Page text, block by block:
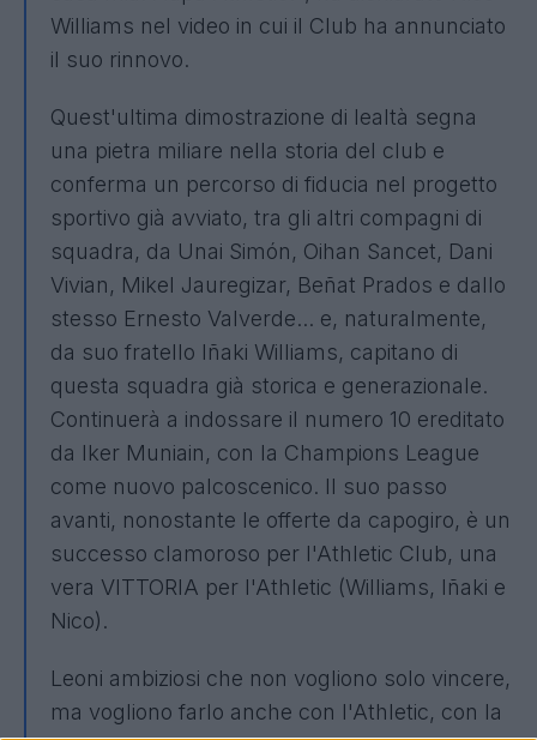
Williams nel video in cui il Club ha annunciato
il suo rinnovo.
Quest'ultima dimostrazione di lealtà segna
una pietra miliare nella storia del club e
conferma un percorso di fiducia nel progetto
sportivo già avviato, tra gli altri compagni di
squadra, da Unai Simón, Oihan Sancet, Dani
Vivian, Mikel Jauregizar, Beñat Prados e dallo
stesso Ernesto Valverde... e, naturalmente,
da suo fratello Iñaki Williams, capitano di
questa squadra già storica e generazionale.
Continuerà a indossare il numero 10 ereditato
da Iker Muniain, con la Champions League
come nuovo palcoscenico. Il suo passo
avanti, nonostante le offerte da capogiro, è un
successo clamoroso per l'Athletic Club, una
vera VITTORIA per l'Athletic (Williams, Iñaki e
Nico).
Leoni ambiziosi che non vogliono solo vincere,
ma vogliono farlo anche con l'Athletic, con la